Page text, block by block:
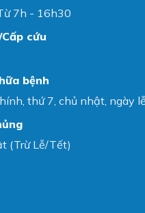
7h - 16h30
cứu
bệnh
thứ 7, chủ nhật, ngày lễ.
(Trừ Lễ/Tết)